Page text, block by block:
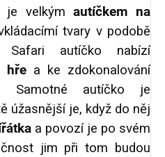
je velkýmautíčkem na
tvary v podobě
Safari autíčko nabízí
hře a ke zdokonalování
Samotné autíčko je
úžasnější je, když do něj
a povozí je po svém
jim při tom budou